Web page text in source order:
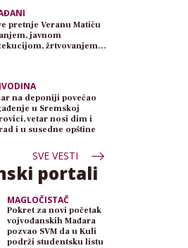
pretnje Veranu Matiću
javnom
žrtvovanjem…
na deponiji povećao
u Sremskoj
vetar nosi dim i
i u susedne opštine
SVE VESTI
portali
MAGLOČISTAČ
Pokret za novi početak
vojvođanskih Mađara
pozvao SVM da u Kuli
podrži studentsku listu